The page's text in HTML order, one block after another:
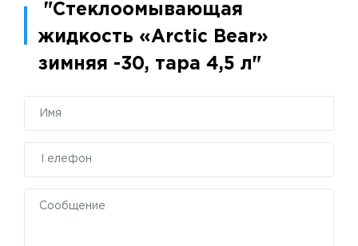
"Стеклоомывающая
жидкость «Arctic Bear»
зимняя -30, тара 4,5 л"